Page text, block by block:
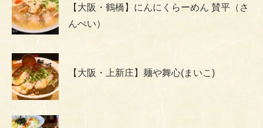
【大阪・鶴橋】にんにくらーめん 賛平（さ
んぺい）
【大阪・上新庄】麺や舞心(まいこ)